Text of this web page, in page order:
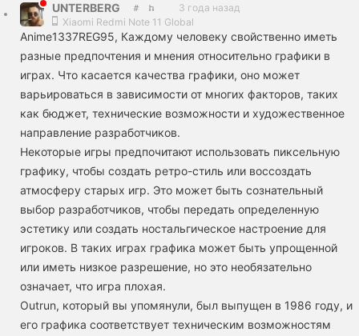
UNTERBERG
3 года назад
Xiaomi Redmi Note 11 Global
Anime1337REG95, Каждому человеку свойственно иметь
разные предпочтения и мнения относительно графики в
играх. Что касается качества графики, оно может
варьироваться в зависимости от многих факторов, таких
как бюджет, технические возможности и художественное
направление разработчиков.
Некоторые игры предпочитают использовать пиксельную
графику, чтобы создать ретро-стиль или воссоздать
атмосферу старых игр. Это может быть сознательный
выбор разработчиков, чтобы передать определенную
эстетику или создать ностальгическое настроение для
игроков. В таких играх графика может быть упрощенной
или иметь низкое разрешение, но это необязательно
означает, что игра плохая.
Outrun, который вы упомянули, был выпущен в 1986 году, и
его графика соответствует техническим возможностям